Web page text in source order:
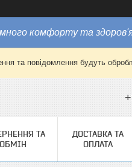
комфорту та
та повідомлення будуть
ТА
ОБМІН
ДОСТАВКА ТА
ОПЛАТА